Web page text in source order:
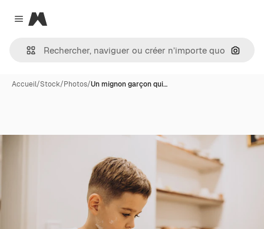
Close menu
Magnific
Accueil/Stock/Photos/Un mignon garçon qui…